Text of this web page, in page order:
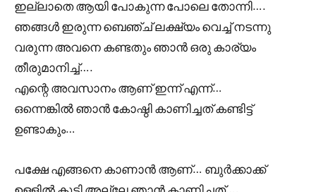
ഇല്ലാതെ ആയി പോകുന്ന പോലെ തോന്നി….
ഞങ്ങൾ ഇരുന്ന ബെഞ്ച് ലക്ഷ്യം വെച്ച് നടന്നു
വരുന്ന അവനെ കണ്ടതും ഞാൻ ഒരു കാര്യം
തീരുമാനിച്ച്….
എന്റെ അവസാനം ആണ് ഇന്ന് എന്ന്…
ഒന്നെങ്കിൽ ഞാൻ കോഷ്ഠി കാണിച്ചത് കണ്ടിട്ട്
ഉണ്ടാകും…
പക്ഷേ എങ്ങനെ കാണാൻ ആണ്… ബുർക്കാക്ക്
ഉള്ളിൽ കൂടി അല്ലേ ഞാൻ കാണിച്ചത്….